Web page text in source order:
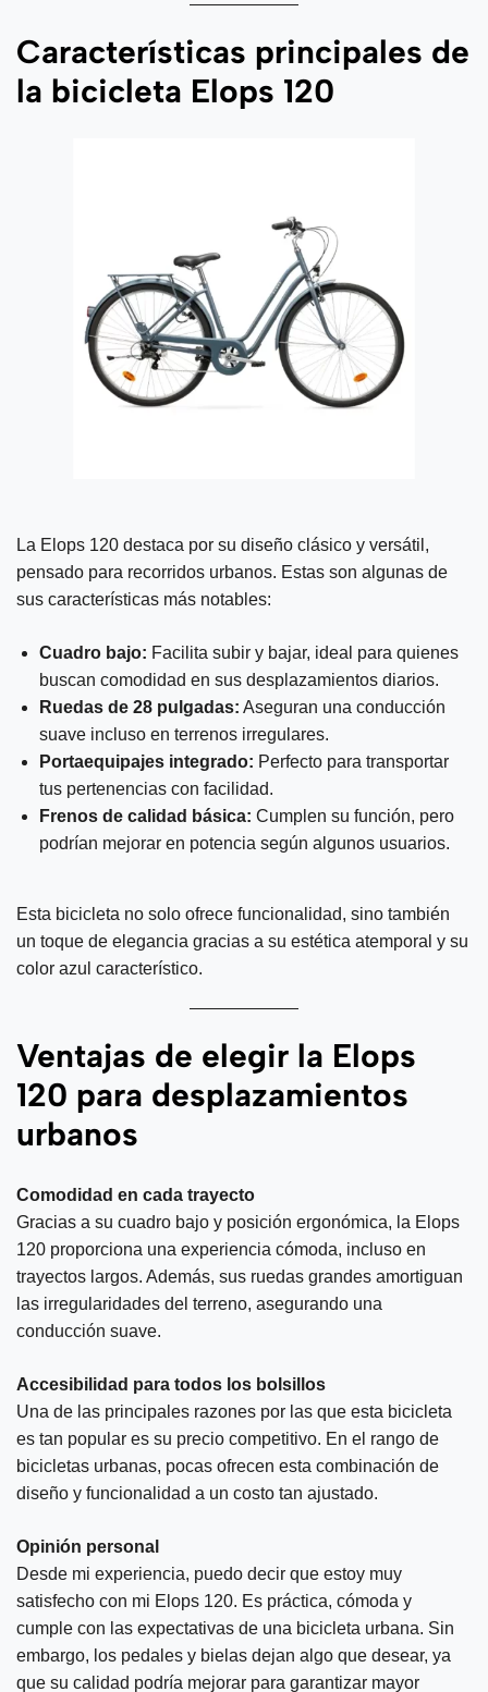
Características principales de
la bicicleta Elops 120
La Elops 120 destaca por su diseño clásico y versátil,
pensado para recorridos urbanos. Estas son algunas de
sus características más notables:
Cuadro bajo: Facilita subir y bajar, ideal para quienes
buscan comodidad en sus desplazamientos diarios.
Ruedas de 28 pulgadas: Aseguran una conducción
suave incluso en terrenos irregulares.
Portaequipajes integrado: Perfecto para transportar
tus pertenencias con facilidad.
Frenos de calidad básica: Cumplen su función, pero
podrían mejorar en potencia según algunos usuarios.
Esta bicicleta no solo ofrece funcionalidad, sino también
un toque de elegancia gracias a su estética atemporal y su
color azul característico.
Ventajas de elegir la Elops
120 para desplazamientos
urbanos
Comodidad en cada trayecto
Gracias a su cuadro bajo y posición ergonómica, la Elops
120 proporciona una experiencia cómoda, incluso en
trayectos largos. Además, sus ruedas grandes amortiguan
las irregularidades del terreno, asegurando una
conducción suave.
Accesibilidad para todos los bolsillos
Una de las principales razones por las que esta bicicleta
es tan popular es su precio competitivo. En el rango de
bicicletas urbanas, pocas ofrecen esta combinación de
diseño y funcionalidad a un costo tan ajustado.
Opinión personal
Desde mi experiencia, puedo decir que estoy muy
satisfecho con mi Elops 120. Es práctica, cómoda y
cumple con las expectativas de una bicicleta urbana. Sin
embargo, los pedales y bielas dejan algo que desear, ya
que su calidad podría mejorar para garantizar mayor